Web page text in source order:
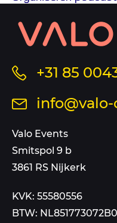
Contact
informatie
sitemap+31 85
Stuur
mail
aan
Valo Events
Smitspol 9 b
3861 RS Nijkerk
KVK: 55580556
BTW: